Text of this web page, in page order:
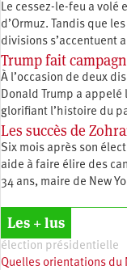
Le cessez-le-feu a volé
d’Ormuz. Tandis que
divisions s’accentuent
Trump fait
À l’occasion de deux
Donald Trump a appelé
glorifiant l’histoire du
Les succès de
Six mois après son
aide à faire élire des
34 ans, maire de New
Les + lus
élection présidentielle
Quelles orientations du